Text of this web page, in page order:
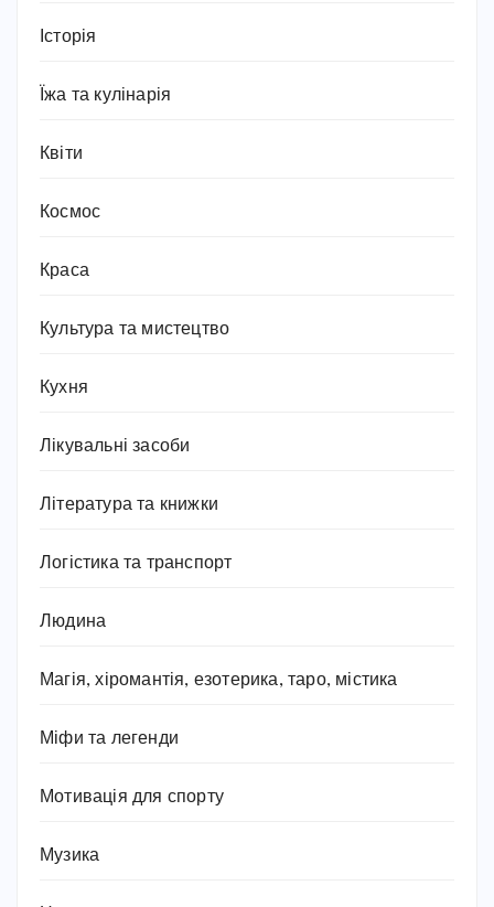
Історія
Їжа та кулінарія
Квіти
Космос
Краса
Культура та мистецтво
Кухня
Лікувальні засоби
Література та книжки
Логістика та транспорт
Людина
Магія, хіромантія, езотерика, таро, містика
Міфи та легенди
Мотивація для спорту
Музика